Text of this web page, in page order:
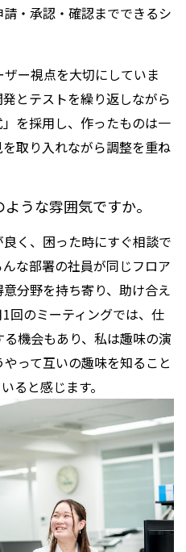
・承認・確認までできるシ
ー視点を大切にしていま
とテストを繰り返しながら
を採用し、作ったものは一
取り入れながら調整を重ね
うな雰囲気ですか。
く、困った時にすぐ相談で
な部署の社員が同じフロア
分野を持ち寄り、助け合え
回のミーティングでは、仕
機会もあり、私は趣味の演
って互いの趣味を知ること
ると感じます。